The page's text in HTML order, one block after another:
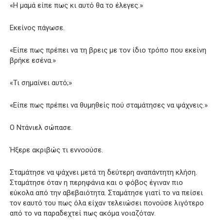
«Η μαμά είπε πως κι αυτό θα το έλεγες.»
Εκείνος πάγωσε.
«Είπε πως πρέπει να τη βρεις με τον ίδιο τρόπο που εκείνη
βρήκε εσένα.»
«Τι σημαίνει αυτό;»
«Είπε πως πρέπει να θυμηθείς πού σταμάτησες να ψάχνεις.»
Ο Ντάνιελ σώπασε.
Ήξερε ακριβώς τι εννοούσε.
Σταμάτησε να ψάχνει μετά τη δεύτερη αναπάντητη κλήση.
Σταμάτησε όταν η περηφάνια και ο φόβος έγιναν πιο
εύκολα από την αβεβαιότητα. Σταμάτησε γιατί το να πείσει
τον εαυτό του πως όλα είχαν τελειώσει πονούσε λιγότερο
από το να παραδεχτεί πως ακόμα νοιαζόταν.